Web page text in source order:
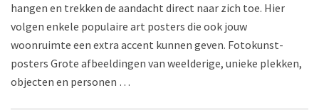
hangen en trekken de aandacht direct naar zich toe. Hier
volgen enkele populaire art posters die ook jouw
woonruimte een extra accent kunnen geven. Fotokunst-
posters Grote afbeeldingen van weelderige, unieke plekken,
objecten en personen …